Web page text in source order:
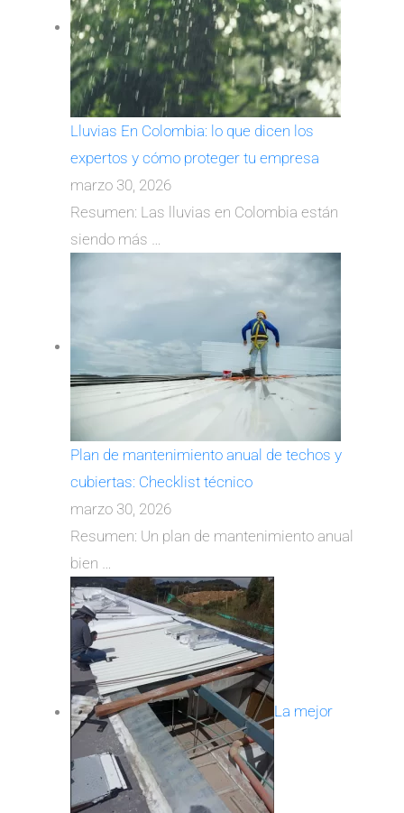
Lluvias En Colombia: lo que dicen los
expertos y cómo proteger tu empresa
marzo 30, 2026
Resumen: Las lluvias en Colombia están
siendo más …
Plan de mantenimiento anual de techos y
cubiertas: Checklist técnico
marzo 30, 2026
Resumen: Un plan de mantenimiento anual
bien …
La mejor